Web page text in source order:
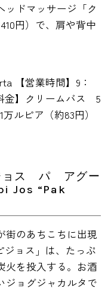
ッドマッサージ「ク
円）で、肩や背中
【営業時間】9：
金】クリームバス 5
ルピア（約83円）
ョス パ アグー
Jos “Pak
街のあちこちに出現
ジョス」は、たっぷ
火を投入する。お酒
ジョグジャカルタで